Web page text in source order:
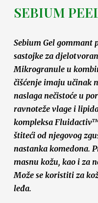
SEBIUM
Sebium Gel gommant
sastojke za
Mikrogranule u
čišćenje imaju učinak
naslaga nečistoće u
ravnoteže vlage i
kompleksa
štiteći od njegovog
nastanka komedona.
masnu kožu, kao i za
Može se koristiti za
leđa.